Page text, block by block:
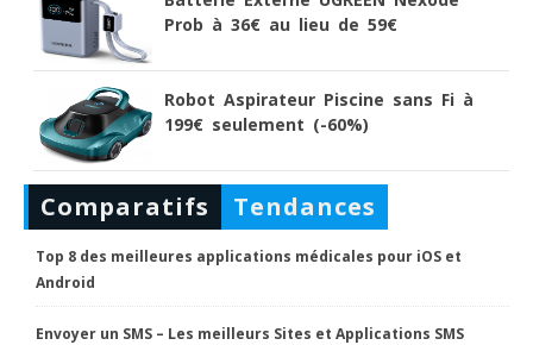
Prob à 36€ au lieu de 59€
Robot Aspirateur Piscine sans Fi à
199€ seulement (-60%)
Comparatifs Tendances
Top 8 des meilleures applications médicales pour iOS et
Android
Envoyer un SMS – Les meilleurs Sites et Applications SMS